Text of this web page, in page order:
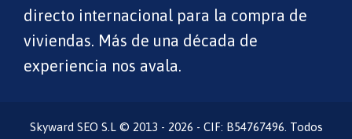
directo internacional para la compra de
viviendas. Más de una década de
experiencia nos avala.
Skyward SEO S.L © 2013 - 2026 - CIF: B54767496. Todos